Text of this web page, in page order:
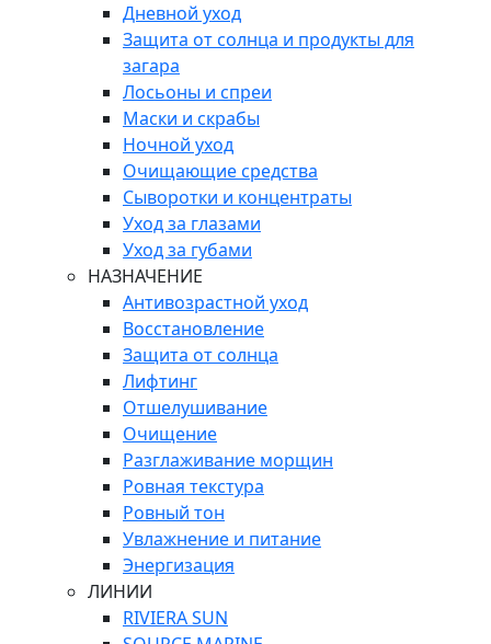
Дневной уход
Защита от солнца и продукты для
загара
Лосьоны и спреи
Маски и скрабы
Ночной уход
Очищающие средства
Сыворотки и концентраты
Уход за глазами
Уход за губами
НАЗНАЧЕНИЕ
Антивозрастной уход
Восстановление
Защита от солнца
Лифтинг
Отшелушивание
Очищение
Разглаживание морщин
Ровная текстура
Ровный тон
Увлажнение и питание
Энергизация
ЛИНИИ
RIVIERA SUN